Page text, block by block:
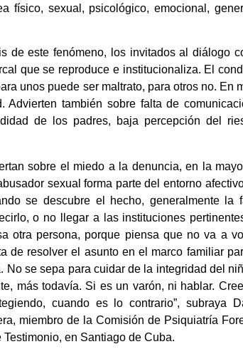
físico, sexual, psicológico, emocional,
de este fenómeno, los invitados al diálogo
que se reproduce e institucionaliza. El
unos puede ser maltrato, para otros no.
Advierten también sobre falta de
de los padres, baja percepción del
sobre el miedo a la denuncia, en la
sexual forma parte del entorno
se descubre el hecho, generalmente la
o no llegar a las instituciones
otra persona, porque piensa que no va a
de resolver el asunto en el marco familiar
No se sepa para cuidar de la integridad del
más todavía. Si es un varón, ni hablar.
cuando es lo contrario”, subraya
miembro de la Comisión de Psiquiatría
en Santiago de Cuba.